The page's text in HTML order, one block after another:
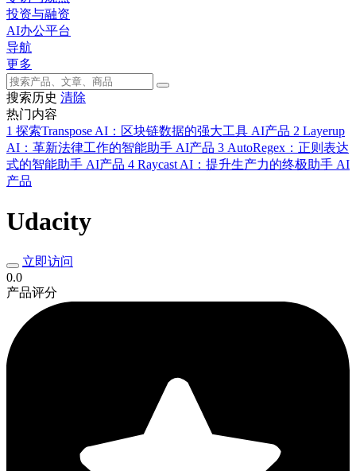
投资与融资
AI办公平台
导航
更多
搜索历史 清除
热门内容
1 探索Transpose AI：区块链数据的强大工具 AI产品 2 Layerup
AI：革新法律工作的智能助手 AI产品 3 AutoRegex：正则表达
式的智能助手 AI产品 4 Raycast AI：提升生产力的终极助手 AI
产品
Udacity
立即访问
0.0
产品评分